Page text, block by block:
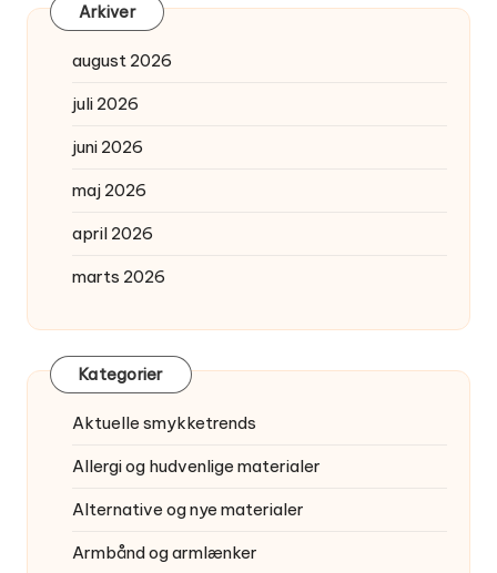
Arkiver
august 2026
juli 2026
juni 2026
maj 2026
april 2026
marts 2026
Kategorier
Aktuelle smykketrends
Allergi og hudvenlige materialer
Alternative og nye materialer
Armbånd og armlænker